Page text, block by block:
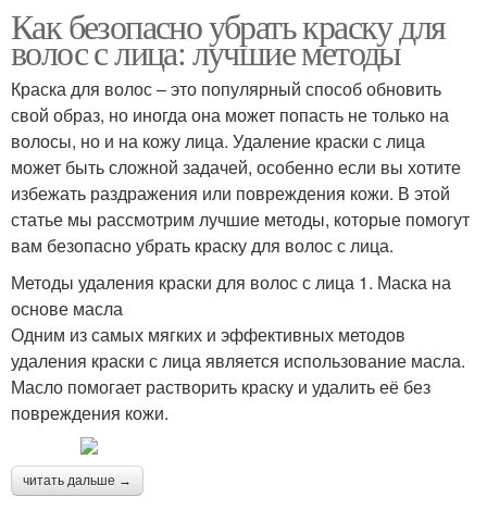
Как безопасно убрать краску для
волос с лица: лучшие методы
Краска для волос – это популярный способ обновить
свой образ, но иногда она может попасть не только на
волосы, но и на кожу лица. Удаление краски с лица
может быть сложной задачей, особенно если вы хотите
избежать раздражения или повреждения кожи. В этой
статье мы рассмотрим лучшие методы, которые помогут
вам безопасно убрать краску для волос с лица.
Методы удаления краски для волос с лица 1. Маска на
основе масла
Одним из самых мягких и эффективных методов
удаления краски с лица является использование масла.
Масло помогает растворить краску и удалить её без
повреждения кожи.
читать дальше →